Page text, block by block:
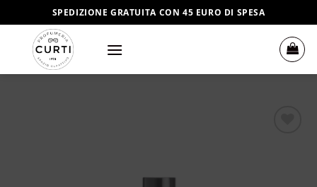
ai
contenuti
SPEDIZIONE GRATUITA CON 45 EURO DI SPESA